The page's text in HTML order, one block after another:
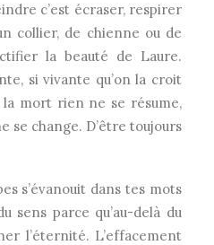
c’est écraser, respirer
collier, de chienne ou de
la beauté de Laure.
si vivante qu’on la croit
mort rien ne se résume,
se change. D’être toujours
s’évanouit dans tes mots
sens parce qu’au-delà du
l’éternité. L’effacement